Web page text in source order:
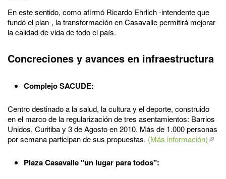
En este sentido, como afirmó Ricardo Ehrlich -intendente que
fundó el plan-, la transformación en Casavalle permitirá mejorar
la calidad de vida de todo el país.
Concreciones y avances en infraestructura
Complejo SACUDE:
Centro destinado a la salud, la cultura y el deporte, construido
en el marco de la regularización de tres asentamientos: Barrios
Unidos, Curitiba y 3 de Agosto en 2010. Más de 1.000 personas
por semana participan de sus propuestas. (Más información)
Plaza Casavalle "un lugar para todos":